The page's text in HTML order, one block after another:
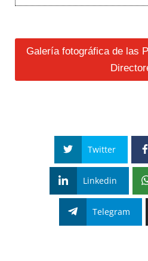
Galería fotográfica de las
Twitter
Linkedin
Telegram